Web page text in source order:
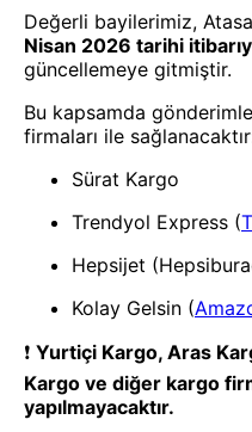
App Store
Hakkımızda
Akademi
Bilgi Merkezi
Yete Import